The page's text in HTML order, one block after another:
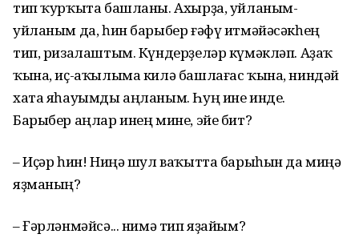
тип ҡурҡыта башланы. Ахырҙа, уйланым-
уйланым да, һин барыбер ғәфү итмәйәсәкһең
тип, ризалаштым. Күндерҙеләр күмәкләп. Аҙаҡ
ҡына, иҫ-аҡылыма килә башлағас ҡына, ниндәй
хата яһауымды аңланым. Һуң ине инде.
Барыбер аңлар инең мине, эйе бит?
– Иҫәр һин! Ниңә шул ваҡытта барыһын да миңә
яҙманың?
– Ғәрләнмәйсә... нимә тип яҙайым?